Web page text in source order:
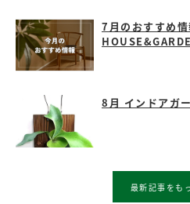
7月のおすすめ情
8月 インドアガ
最新記事をも